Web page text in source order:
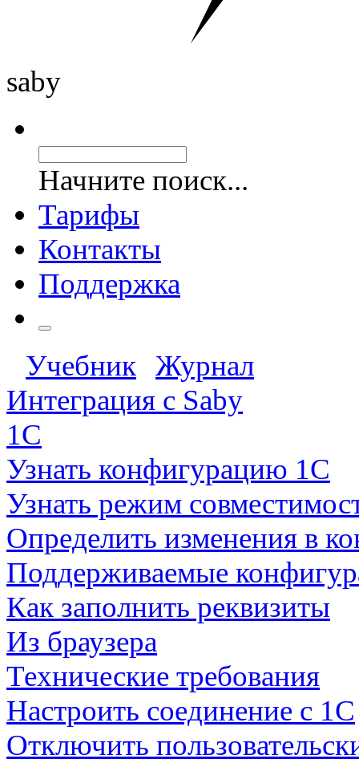
saby
Начните поиск...
Тарифы
Контакты
Поддержка
Учебник
Журнал
Интеграция с Saby
1С
Узнать конфигурацию 1С
Узнать режим
Определить изменения в
Поддерживаемые
Как заполнить реквизиты
Из браузера
Технические требования
Настроить соединение с 1С
Отключить